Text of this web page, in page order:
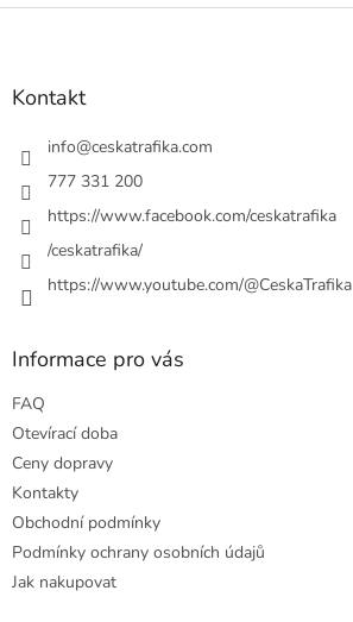
Z
Kontakt
info@ceskatrafika.com
777 331 200
https://www.facebook.com/ceskatrafika
/ceskatrafika/
https://www.youtube.com/@CeskaTrafika
Informace pro vás
FAQ
Otevírací doba
Ceny dopravy
Kontakty
Obchodní podmínky
Podmínky ochrany osobních údajů
Jak nakupovat